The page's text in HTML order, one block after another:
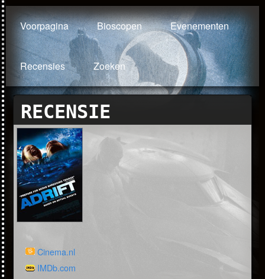
Voorpagina Bioscopen Evenementen
Recensies Zoeken
RECENSIE
Cinema.nl
IMDb.com